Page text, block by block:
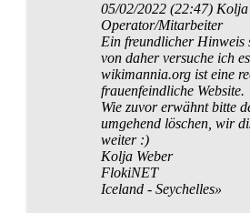
05/02/2022 (22:47) Kolja
Operator/Mitarbeiter
Ein freundlicher Hinweis
von daher versuche ich
wikimannia.org ist eine
frauen­feindliche Website.
Wie zuvor erwähnt bitte
umgehend löschen, wir
weiter :)
Kolja Weber
FlokiNET
Iceland - Seychelles»